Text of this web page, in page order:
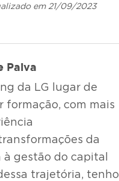
em 21/09/2023
Paiva
da LG lugar de
formação, com mais
da
gestão do capital
trajetória, tenho